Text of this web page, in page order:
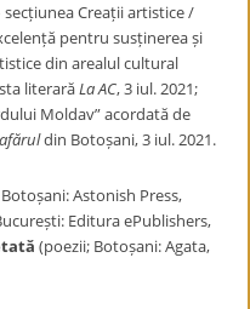
Creații artistice /
pentru susținerea și
din arealul cultural
literarăLa AC, 3 iul. 2021;
Moldav” acordată de
din Botoșani, 3 iul. 2021.
Astonish Press,
Editura ePublishers,
(poezii; Botoșani: Agata,